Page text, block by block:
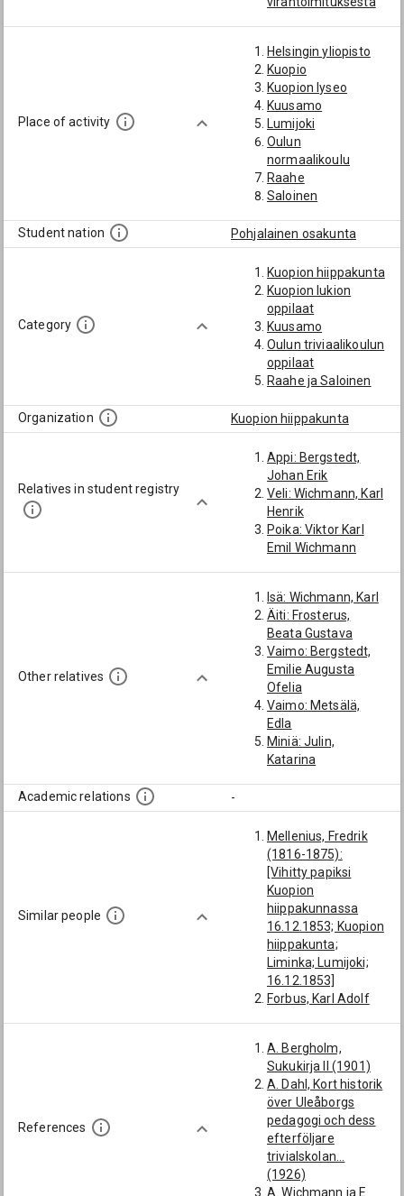
Place of activity
Helsingin yliopisto
Kuopio
Kuopion lyseo
Kuusamo
Lumijoki
Oulun
normaalikoulu
Raahe
Saloinen
Student nation Pohjalainen osakunta
Category
Kuopion hiippakunta
Kuopion lukion
oppilaat
Kuusamo
Oulun triviaalikoulun
oppilaat
Raahe ja Saloinen
Organization Kuopion hiippakunta
Relatives in student registry
Appi: Bergstedt,
Johan Erik
Veli: Wichmann, Karl
Henrik
Poika: Viktor Karl
Emil Wichmann
Other relatives
Isä: Wichmann, Karl
Äiti: Frosterus,
Beata Gustava
Vaimo: Bergstedt,
Emilie Augusta
Ofelia
Vaimo: Metsälä,
Edla
Miniä: Julin,
Katarina
Academic relations -
Similar people
Mellenius, Fredrik
(1816-1875):
[Vihitty papiksi
Kuopion
hiippakunnassa
16.12.1853; Kuopion
hiippakunta;
Liminka; Lumijoki;
16.12.1853]
Forbus, Karl Adolf
hiippakunta;
Kuopion lukion
oppilaat; kesäkuu
1848]
Salonius, Frans
Napoleon (1823-
1877): [Kuopion
hiippakunta;
References
A. Bergholm,
Sukukirja II (1901)
A. Dahl, Kort historik
över Uleåborgs
pedagogi och dess
efterföljare
trivialskolan...
(1926)
A. Wichmann ja E.